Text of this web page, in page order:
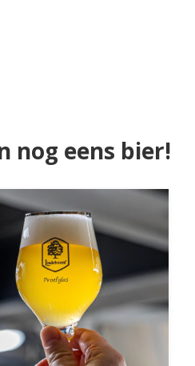
nog eens bier!